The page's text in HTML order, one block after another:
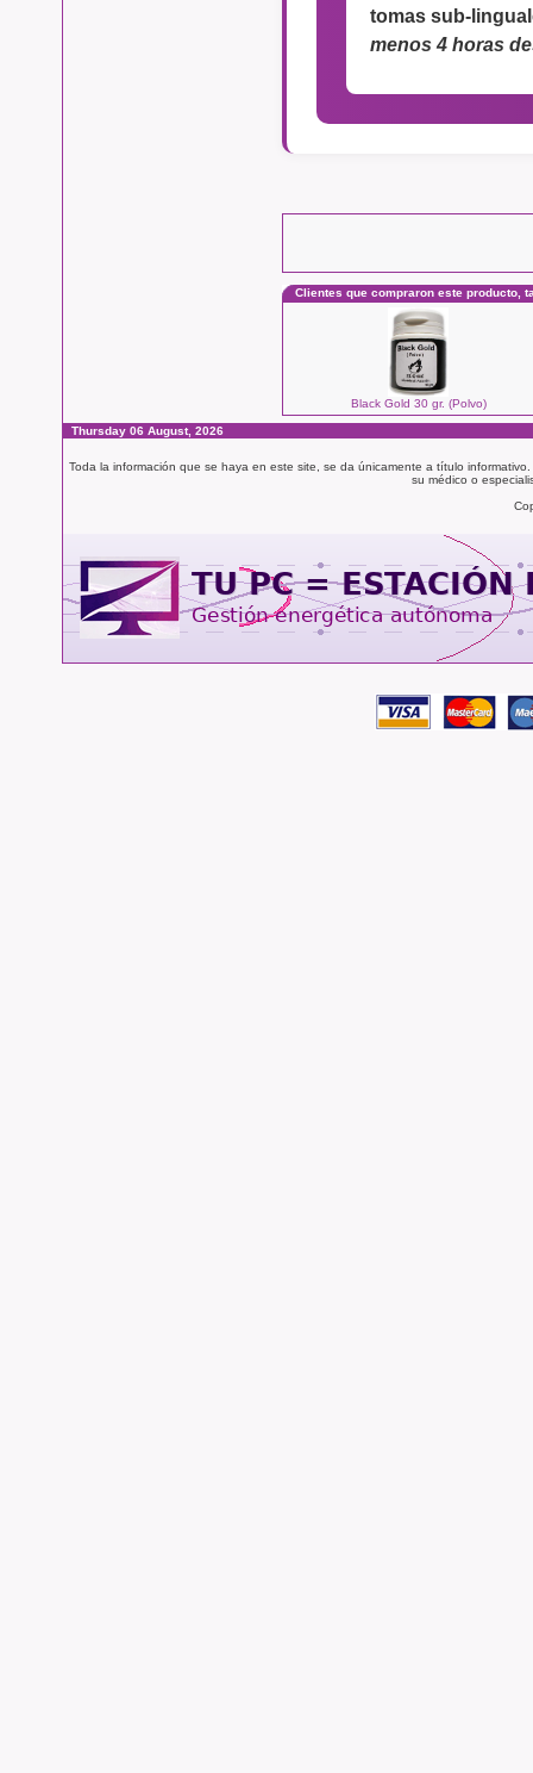
tomas sub-
menos 4 horas
Clientes que compraron este producto,
Black Gold 30 gr. (Polvo)
Thursday 06 August, 2026
Toda la información que se haya en este site, se da únicamente a título
su médico o